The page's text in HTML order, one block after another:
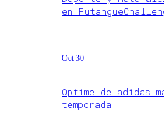
en
Oct 30
Optime de adidas
temporada